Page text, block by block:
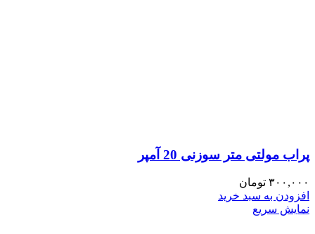
پراب مولتی متر سوزنی 20 آمپر
۳۰۰,۰۰۰ تومان
افزودن به سبد خرید
نمایش سریع